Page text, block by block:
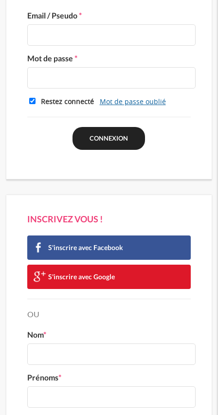
Email / Pseudo*
Mot de passe *
Restez connecté Mot de passe oublié
INSCRIVEZ VOUS !
S'inscrire avec Facebook
S'inscrire avec Google
OU
Nom*
Prénoms*